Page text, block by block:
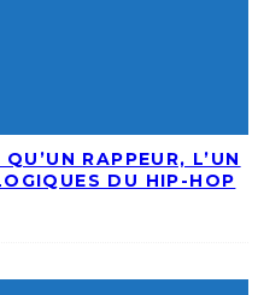
RAPPEUR, L’UN
DU HIP-HOP